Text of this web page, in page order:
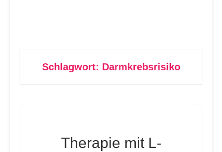
Schlagwort: Darmkrebsrisiko
Therapie mit L-